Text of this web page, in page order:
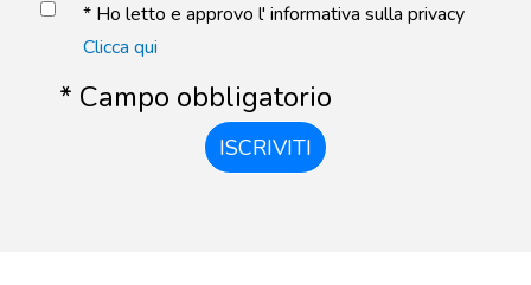
* Ho letto e approvo l' informativa sulla privacy
Clicca qui
* Campo obbligatorio
ISCRIVITI